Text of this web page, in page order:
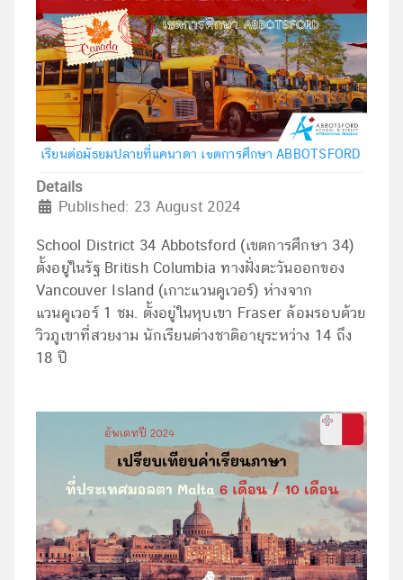
เรียนต่อมัธยมปลายที่แคนาดา เขตการศึกษา ABBOTSFORD
Details
Published: 23 August 2024
School District 34 Abbotsford (เขตการศึกษา 34)
ตั้งอยู่ในรัฐ British Columbia ทางฝั่งตะวันออกของ
Vancouver Island (เกาะแวนคูเวอร์) ห่างจาก
แวนคูเวอร์ 1 ชม. ตั้งอยู่ในหุบเขา Fraser ล้อมรอบด้วย
วิวภูเขาที่สวยงาม นักเรียนต่างชาติอายุระหว่าง 14 ถึง
18 ปี